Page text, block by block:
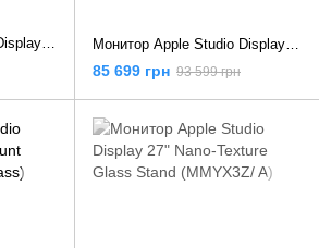
Монитор Apple Studio Display with Tilt & Height Adjustable Stand (Standard Glass) (MK0Q3) Монитор Apple Studio Display with Tilt Adjustable Stand (Standard Glass) (MK0U3, MYJG3)
85 699 грн 93 599 грн